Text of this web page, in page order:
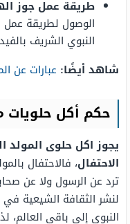
طريقة عمل جوز
الوصول لطريقة عمل
النبوي الشريف
شاهد أيضًا: عبارات عن
حكم أكل حلويات
يجوز اكل حلوى المولد
الاحتفال، فالاحتفال
ترد عن الرسول ولا عن
لنشر الثقافة الشيعية
النبوي إلى باقي